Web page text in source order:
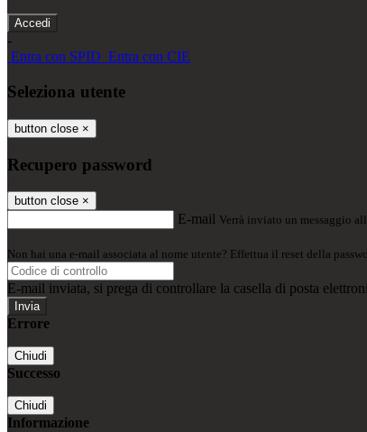
-
Entra con SPID Entra con CIE
Seleziona utente
button close ×
Recupero password
button close ×
E-mail Verrà inviato un messaggio
Non hai una e-mail associata al nome utente? Effettua il reset della
E-mail inviata, si prega di controllare la casella di posta
Errore
Chiudi
Successo
Chiudi
Informazione